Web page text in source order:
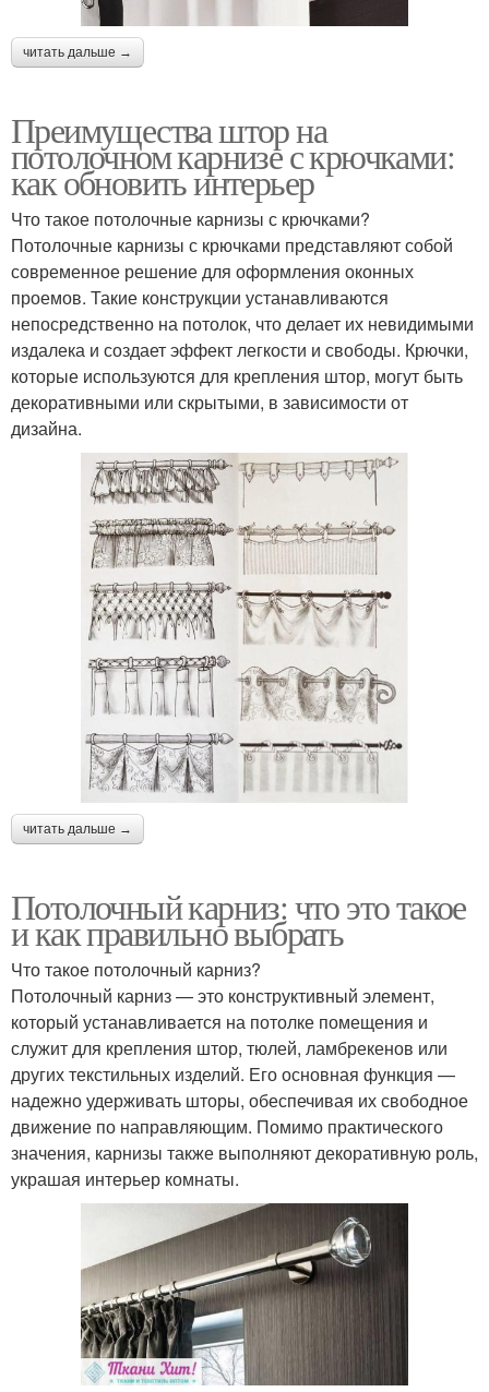
читать дальше →
Преимущества штор на
потолочном карнизе с крючками:
как обновить интерьер
Что такое потолочные карнизы с крючками?
Потолочные карнизы с крючками представляют собой
современное решение для оформления оконных
проемов. Такие конструкции устанавливаются
непосредственно на потолок, что делает их невидимыми
издалека и создает эффект легкости и свободы. Крючки,
которые используются для крепления штор, могут быть
декоративными или скрытыми, в зависимости от
дизайна.
читать дальше →
Потолочный карниз: что это такое
и как правильно выбрать
Что такое потолочный карниз?
Потолочный карниз — это конструктивный элемент,
который устанавливается на потолке помещения и
служит для крепления штор, тюлей, ламбрекенов или
других текстильных изделий. Его основная функция —
надежно удерживать шторы, обеспечивая их свободное
движение по направляющим. Помимо практического
значения, карнизы также выполняют декоративную роль,
украшая интерьер комнаты.